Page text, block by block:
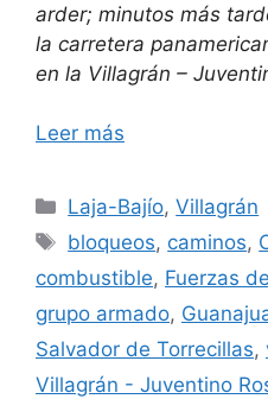
arder; minutos más
la carretera
en la Villagrán –
Leer más
Categorías
Laja-Bajío,Villagrán
Etiquetas
bloqueos, caminos,
combustible, Fuerzas
grupo armado,
Salvador de Torrecillas,
Villagrán - Juventino